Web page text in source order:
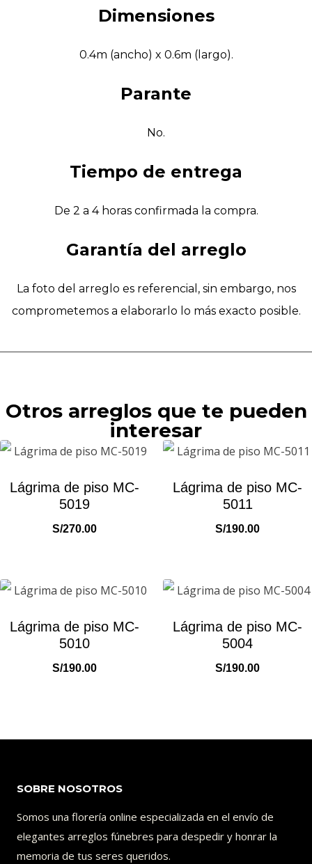
Dimensiones
0.4m (ancho) x 0.6m (largo).
Parante
No.
Tiempo de entrega
De 2 a 4 horas confirmada la compra.
Garantía del arreglo
La foto del arreglo es referencial, sin embargo, nos
comprometemos a elaborarlo lo más exacto posible.
Otros arreglos que te pueden
interesar
Lágrima de piso MC-
5019
S/270.00
Lágrima de piso MC-
5011
S/190.00
Lágrima de piso MC-
5010
S/190.00
Lágrima de piso MC-
5004
S/190.00
SOBRE NOSOTROS
Somos una florería online especializada en el envío de
elegantes arreglos fúnebres para despedir y honrar la
memoria de tus seres queridos.